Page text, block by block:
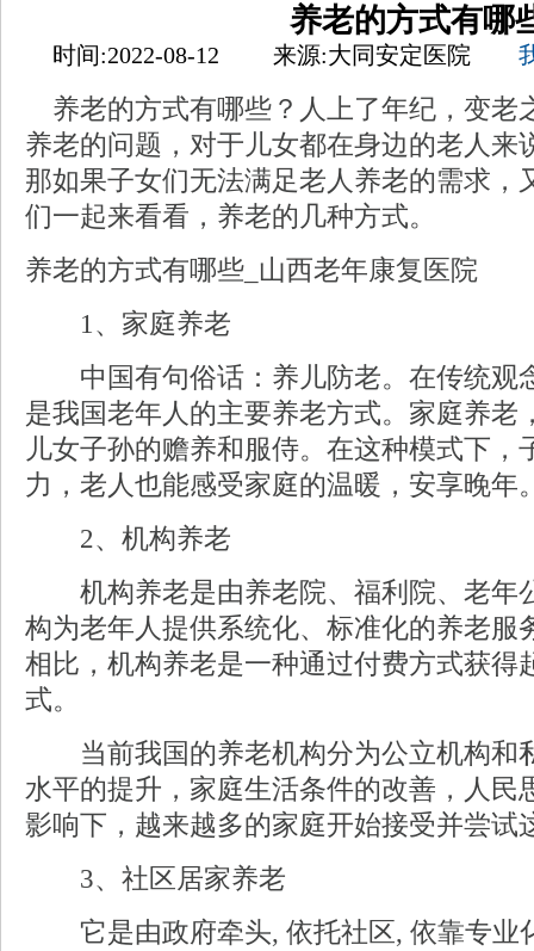
养老的方式有哪
时间:2022-08-12 来源:大同安定医院
养老的方式有哪些？人上了年纪，变老
养老的问题，对于儿女都在身边的老人来
那如果子女们无法满足老人养老的需求，
们一起来看看，养老的几种方式。
养老的方式有哪些_山西老年康复医院
1、家庭养老
中国有句俗话：养儿防老。在传统观
是我国老年人的主要养老方式。家庭养老
儿女子孙的赡养和服侍。在这种模式下，
力，老人也能感受家庭的温暖，安享晚年
2、机构养老
机构养老是由养老院、福利院、老年
构为老年人提供系统化、标准化的养老服
相比，机构养老是一种通过付费方式获得
式。
当前我国的养老机构分为公立机构和
水平的提升，家庭生活条件的改善，人民
影响下，越来越多的家庭开始接受并尝试
3、社区居家养老
它是由政府牵头, 依托社区, 依靠专业